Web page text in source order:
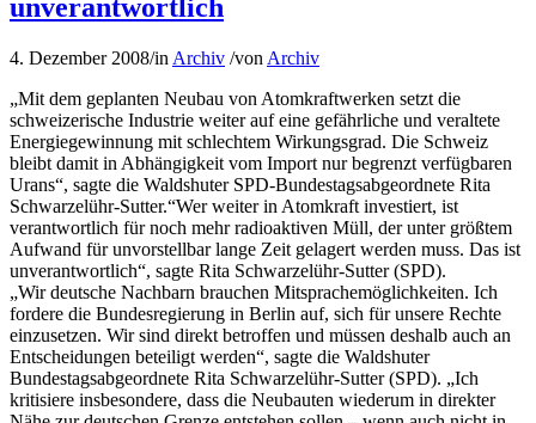
unverantwortlich
4. Dezember 2008/in Archiv /von Archiv
„Mit dem geplanten Neubau von Atomkraftwerken setzt die
schweizerische Industrie weiter auf eine gefährliche und veraltete
Energiegewinnung mit schlechtem Wirkungsgrad. Die Schweiz
bleibt damit in Abhängigkeit vom Import nur begrenzt verfügbaren
Urans“, sagte die Waldshuter SPD-Bundestagsabgeordnete Rita
Schwarzelühr-Sutter.“Wer weiter in Atomkraft investiert, ist
verantwortlich für noch mehr radioaktiven Müll, der unter größtem
Aufwand für unvorstellbar lange Zeit gelagert werden muss. Das ist
unverantwortlich“, sagte Rita Schwarzelühr-Sutter (SPD).
„Wir deutsche Nachbarn brauchen Mitsprachemöglichkeiten. Ich
fordere die Bundesregierung in Berlin auf, sich für unsere Rechte
einzusetzen. Wir sind direkt betroffen und müssen deshalb auch an
Entscheidungen beteiligt werden“, sagte die Waldshuter
Bundestagsabgeordnete Rita Schwarzelühr-Sutter (SPD). „Ich
kritisiere insbesondere, dass die Neubauten wiederum in direkter